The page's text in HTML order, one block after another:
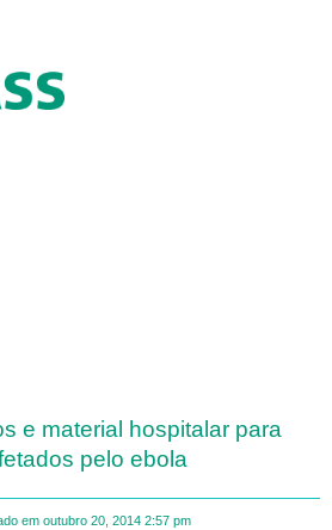
e material hospitalar para
pelo ebola
em outubro 20, 2014 2:57 pm